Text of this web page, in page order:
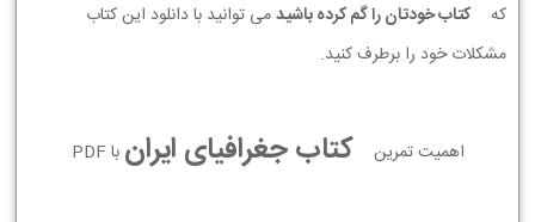
که
کتاب خودتان را گم کرده باشیدمی توانید با دانلود این کتاب
مشکلات خود را برطرف کنید.
اهمیت تمرین کتاب جغرافیای ایران با PDF